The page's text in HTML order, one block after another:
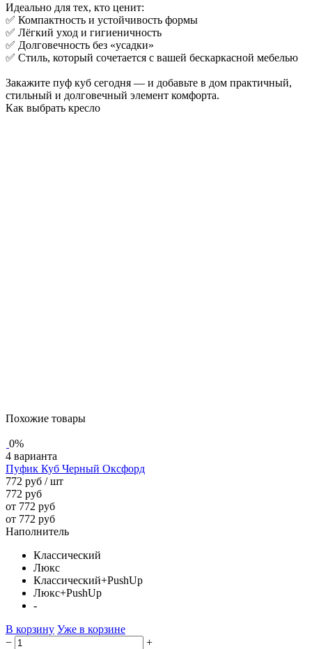
Идеально для тех, кто ценит:
✅ Компактность и устойчивость формы
✅ Лёгкий уход и гигиеничность
✅ Долговечность без «усадки»
✅ Стиль, который сочетается с вашей бескаркасной мебелью
Закажите пуф куб сегодня — и добавьте в дом практичный,
стильный и долговечный элемент комфорта.
Как выбрать кресло
Похожие товары
0%
4 варианта
Пуфик Куб Черный Оксфорд
772 руб / шт
772 руб
от 772 руб
от 772 руб
Наполнитель
Классический
Люкс
Классический+PushUp
Люкс+PushUp
-
В корзину Уже в корзине
−
+